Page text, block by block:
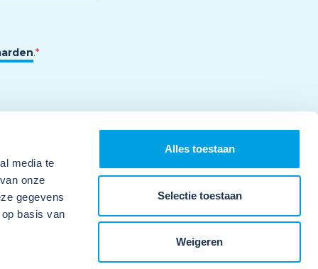
media te
onze
gegevens
basis van
Alles toestaan
Selectie toestaan
Weigeren
.*